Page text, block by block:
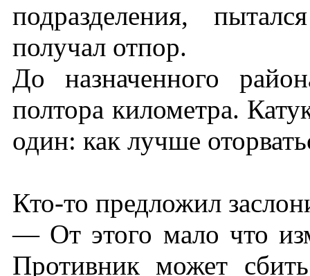
подразделения,
получал отпор.
До назначенного
полтора километра.
один: как лучше
Кто-то предложил
— От этого мало что
Противник может